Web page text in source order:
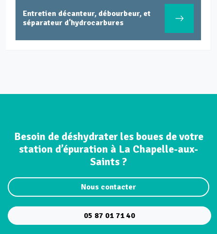
Entretien décanteur, débourbeur, et
séparateur d'hydrocarbures
Besoin de déshydrater les boues de votre
station d’épuration à La Chapelle-aux-
Saints ?
Nous contacter
05 87 01 71 40